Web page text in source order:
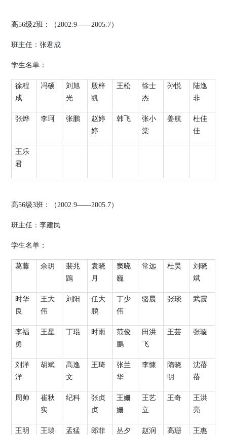
高56级2班：（2002.9——2005.7）
班主任：张君成
学生名单：
徐程
成
冯硕
刘旭
光
殷梓
凯
王松
徐士
杰
孙悦
陆逸
非
张烨 李珂 张鹏
赵婷
婷
韩飞
张小
棠
姜航
杜佳
佳
王乐
君
高56级3班：（2002.9——2005.7）
班主任：李建民
学生名单：
葛藤 佘玥
裴兆
鵾
袁晓
月
窦晓
巍
常远 杜昊
刘晓
斌
时华
良
王大
伟
刘阳
任大
鹏
丁少
伟
骆晨 张琰 武震
李福
勇
王星 丁琨 时雨
范俊
鹏
田洪
飞
王芸 张璇
刘洋
洋
胡斌
高逸
文
王琦
张兰
华
李慷
隋晓
明
沈蓓
蓓
周帅
崔秋
实
纪科
张贞
贞
王姗
姗
王艺
立
王奇
王洪
亮
王明
王琰 孟猛
郎菲
丛夕
赵润
高珊
王惠